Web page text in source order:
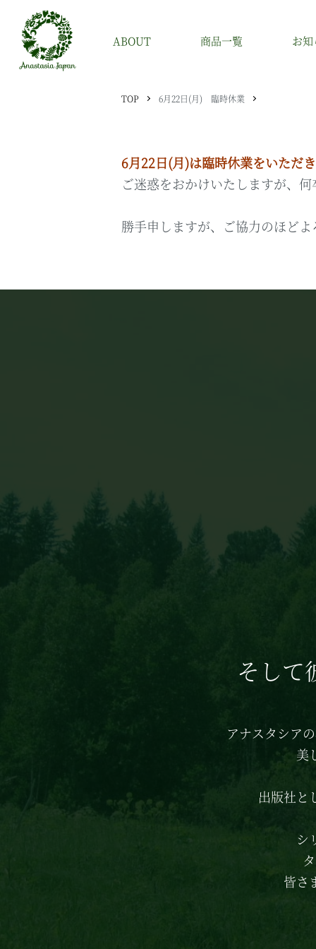
TOP 6月22日(月) 臨時休業
6月22日(月)は臨時休業をいただ
ご迷惑をおかけいたしますが、
勝手申しますが、ご協力のほど
ABOUT
アナスタシア・シリーズについて
商品一覧
アナスタシア・シリーズ
お
そして
アナスタシア
美
出版社と
シ
皆さ